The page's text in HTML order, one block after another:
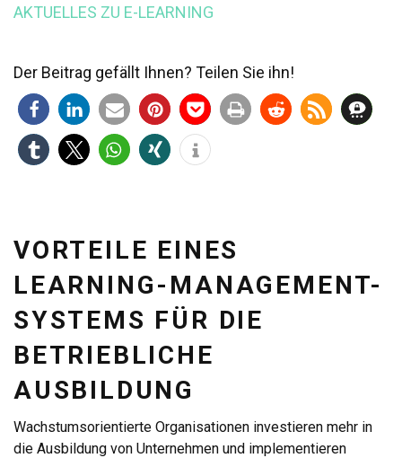
AKTUELLES ZU E-LEARNING
Der Beitrag gefällt Ihnen? Teilen Sie ihn!
VORTEILE EINES
LEARNING-MANAGEMENT-
SYSTEMS FÜR DIE
BETRIEBLICHE
AUSBILDUNG
Wachstumsorientierte Organisationen investieren mehr in
die Ausbildung von Unternehmen und implementieren